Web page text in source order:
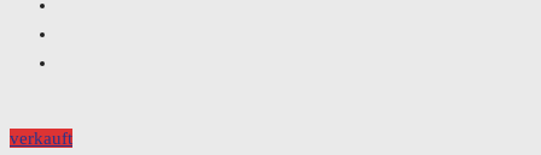
verkauft